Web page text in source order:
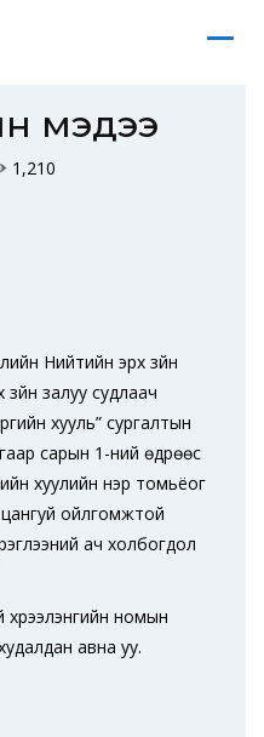
мэдээ
1,210
Нийтийн эрх зүйн
зүйн залуу судлаач
хууль” сургалтын
сарын 1-ний өдрөөс
хуулийн нэр томьёог
ойлгомжтой
ач холбогдол
хүрээлэнгийн номын
авна уу.